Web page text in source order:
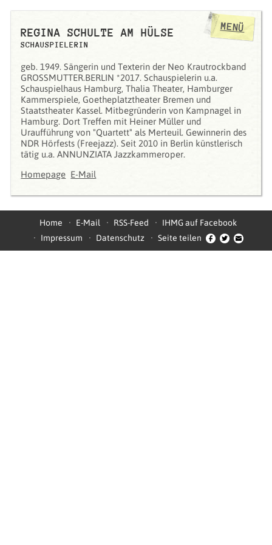
REGINA SCHULTE AM HÜLSE
SCHAUSPIELERIN
geb. 1949. Sängerin und Texterin der Neo Krautrockband
GROSSMUTTER.BERLIN *2017. Schauspielerin u.a.
Schauspielhaus Hamburg, Thalia Theater, Hamburger
Kammerspiele, Goetheplatztheater Bremen und
Staatstheater Kassel. Mitbegründerin von Kampnagel in
Hamburg. Dort Treffen mit Heiner Müller und
Uraufführung von "Quartett" als Merteuil. Gewinnerin des
NDR Hörfests (Freejazz). Seit 2010 in Berlin künstlerisch
tätig u.a. ANNUNZIATA Jazzkammeroper.
Homepage E-Mail
MENÜ
Home E-Mail RSS-Feed
IHMG auf Facebook
Impressum
Datenschutz Seite teilen